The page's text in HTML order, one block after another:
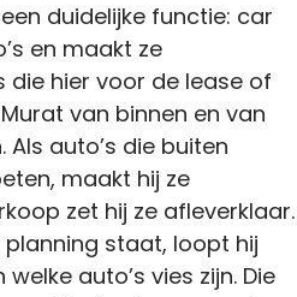
duidelijke functie: car
en maakt ze
die hier voor de lease of
van binnen en van
auto’s die buiten
maakt hij ze
zet hij ze afleverklaar.
staat, loopt hij
auto’s vies zijn. Die